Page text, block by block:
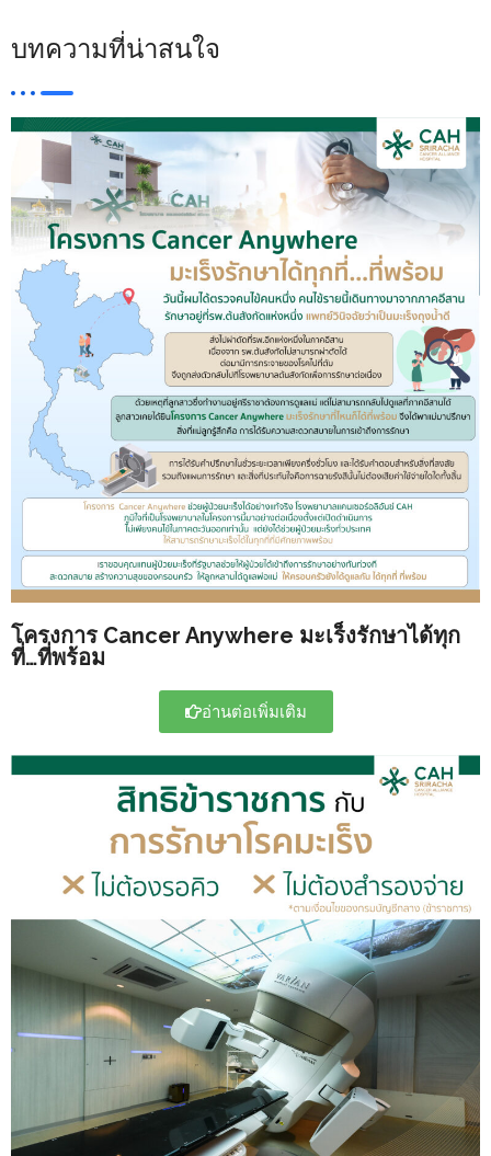
บทความที่น่าสนใจ
โครงการ Cancer Anywhere มะเร็งรักษาได้ทุก
ที่…ที่พร้อม
อ่านต่อเพิ่มเติม